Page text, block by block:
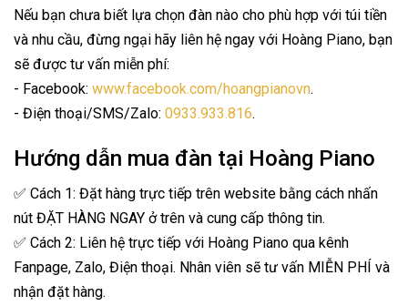
Nếu bạn chưa biết lựa chọn đàn nào cho phù hợp với túi tiền
và nhu cầu, đừng ngại hãy liên hệ ngay với Hoàng Piano, bạn
sẽ được tư vấn miễn phí:
- Facebook: www.facebook.com/hoangpianovn.
- Điện thoại/SMS/Zalo: 0933.933.816.
Hướng dẫn mua đàn tại Hoàng Piano
✅ Cách 1: Đặt hàng trực tiếp trên website bằng cách nhấn
nút ĐẶT HÀNG NGAY ở trên và cung cấp thông tin.
✅ Cách 2: Liên hệ trực tiếp với Hoàng Piano qua kênh
Fanpage, Zalo, Điện thoại. Nhân viên sẽ tư vấn MIỄN PHÍ và
nhận đặt hàng.